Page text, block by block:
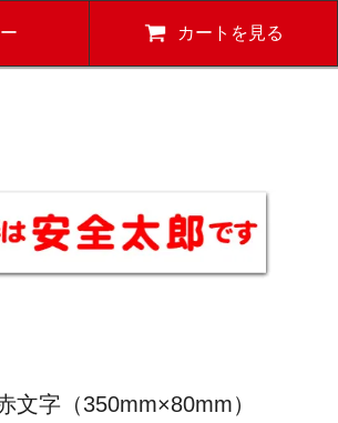
カートを見る
文字（350mm×80mm）